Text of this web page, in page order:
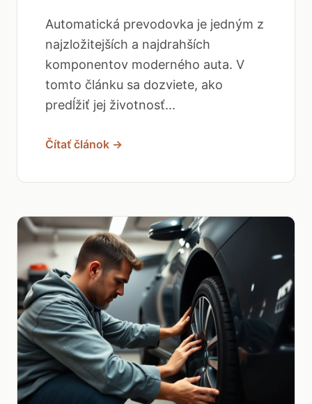
Automatická prevodovka je jedným z
najzložitejších a najdrahších
komponentov moderného auta. V
tomto článku sa dozviete, ako
predĺžiť jej životnosť...
Čítať článok →